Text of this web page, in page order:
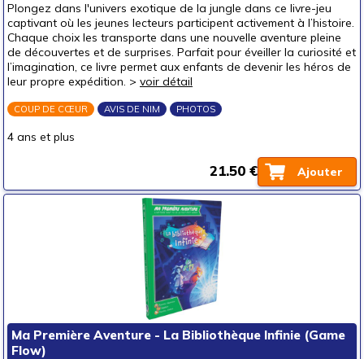
Plongez dans l'univers exotique de la jungle dans ce livre-jeu
captivant où les jeunes lecteurs participent activement à l’histoire.
Chaque choix les transporte dans une nouvelle aventure pleine
de découvertes et de surprises. Parfait pour éveiller la curiosité et
l’imagination, ce livre permet aux enfants de devenir les héros de
leur propre expédition. > voir détail
COUP DE CŒUR AVIS DE NIM PHOTOS
4 ans et plus
Ajouter
21.50 €
Ma Première Aventure - La Bibliothèque Infinie (Game
Flow)